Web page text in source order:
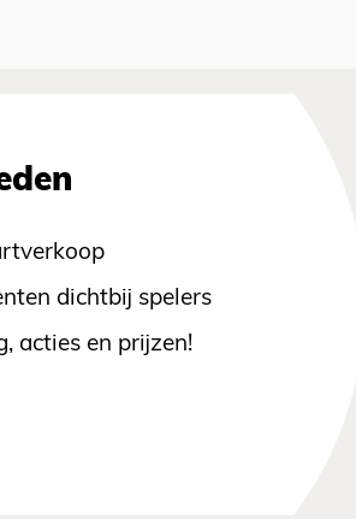
dichtbij spelers
acties en prijzen!